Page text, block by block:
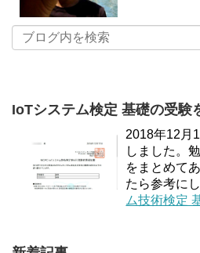
IoTシステム検定 基礎の受験
2018年12月
しました。
をまとめて
たら参考に
ム技術検定